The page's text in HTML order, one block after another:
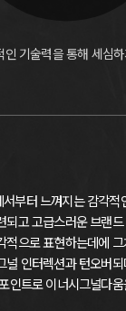
인 기술력을 통해세심
부터 느껴지는 감각적
되고 고급스러운 브랜
적으로 표현하는데에
널 인터렉션과턴오버되
인트로 이너시그널다